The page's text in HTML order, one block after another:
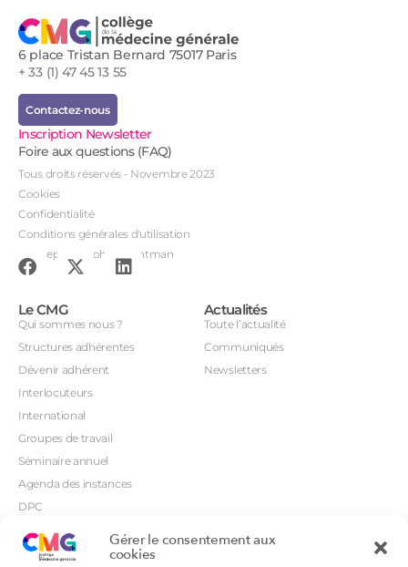
Gérer le consentement aux
cookies
6 place Tristan Bernard 75017 Paris
+ 33 (1) 47 45 13 55
Contactez-nous
Inscription Newsletter
Foire aux questions (FAQ)
Tous droits réservés - Novembre 2023
Cookies
Confidentialité
Conditions générales d'utilisation
Conception : John Brightman
Le CMG
Qui sommes nous ?
Structures adhérentes
Dévenir adhérent
Interlocuteurs
International
Groupes de travail
Séminaire annuel
Agenda des instances
DPC
Orientations prioritaires
Actualités
Toute l’actualité
Communiqués
Newsletters